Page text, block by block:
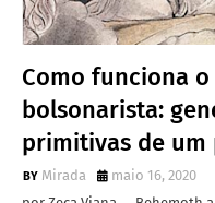
Como funciona
bolsonarista:
primitivas de
Mirada
maio 16, 2020